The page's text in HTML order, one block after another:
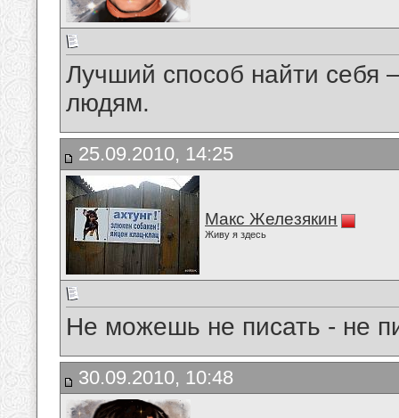
Лучший способ найти себя
людям.
25.09.2010, 14:25
Макс Железякин
Живу я здесь
Не можешь не писать - не
30.09.2010, 10:48